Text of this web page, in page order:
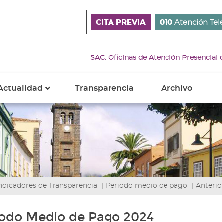
CITA PREVIA 010 Atención
SAC: Oficinas de Atención
Transparencia Archivo
de Transparencia Periodo medio de pago
Medio de Pago 2024